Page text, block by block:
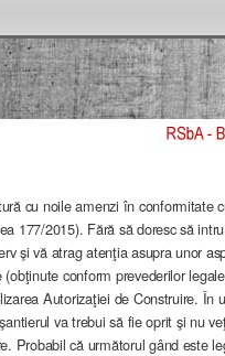
cu noile amenzi în conformitate
177/2015). Fără să doresc să
şi vă atrag atenţia asupra unor
conform prevederilor
Autorizaţiei de Construire. În
va trebui să fie oprit şi nu
Probabil că următorul gând este